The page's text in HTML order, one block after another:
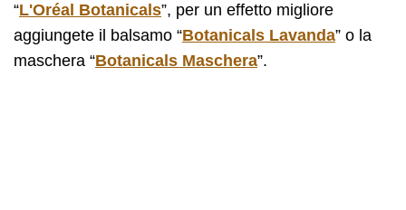
“L'Oréal Botanicals”, per un effetto migliore
aggiungete il balsamo “Botanicals Lavanda” o la
maschera “Botanicals Maschera”.